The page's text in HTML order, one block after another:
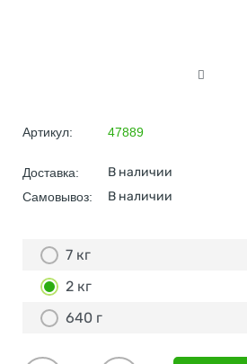
Артикул: 47889
Доставка: В наличии
Самовывоз: В наличии
7 кг
2 кг
640 г